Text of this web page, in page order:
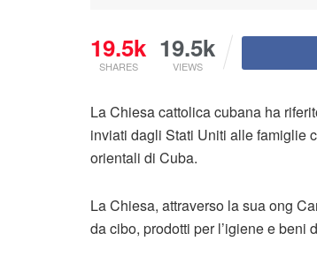
19.5k
SHARES
19.5k
VIEWS
La Chiesa cattolica cubana ha
inviati dagli Stati Uniti alle famiglie
orientali di Cuba.
La Chiesa, attraverso la sua ong
da cibo, prodotti per l’igiene e beni